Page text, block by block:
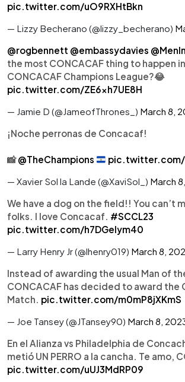
pic.twitter.com/uO9RXHtBkn
— Lizzy Becherano (@lizzy_becherano)
@rogbennett @embassydavies
the most CONCACAF thing to happen
CONCACAF Champions League?😂
pic.twitter.com/ZE6xh7UE8H
— Jamie D (@JameofThrones_) March 8,
¡Noche perronas de Concacaf!
📸@TheChampions
pic.twitter.com/
— Xavier Sol la Lande (@XaviSol_) March
We have a dog on the field!! You can’t
folks. I love Concacaf. #SCCL23
pic.twitter.com/h7DGeIym40
— Larry Henry Jr (@lhenry019) March 8,
Instead of awarding the usual Man of
CONCACAF has decided to award the
Match. pic.twitter.com/m0mP8jXKmS
— Joe Tansey (@JTansey90) March 8,
En el Alianza vs Philadelphia de
metió UN PERRO a la cancha. Te amo,
pic.twitter.com/uUJ3MdRP09